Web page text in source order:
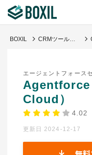
診断から探す(β版)
記事から探す
BOXILの使い方ガイド
BOXIL CRMツール比較おすすめ17選｜人気サービス・迷わない選び方
エージェントフォース
Agentforce
Cloud）
4.02
更新日 2024-12-17